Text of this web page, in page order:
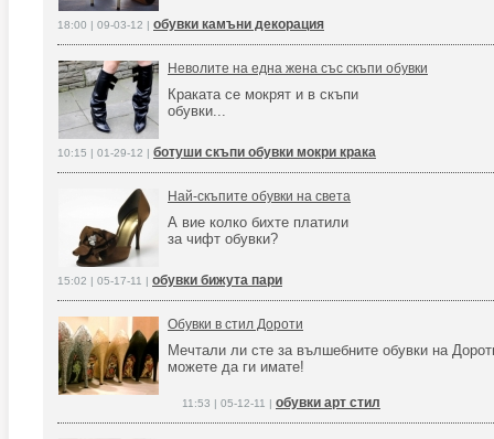
18:00 | 09-03-12 | обувки камъни декорация
Неволите на една жена със скъпи обувки
Краката се мокрят и в скъпи
обувки...
10:15 | 01-29-12 | ботуши скъпи обувки мокри крака
Най-скъпите обувки на света
А вие колко бихте платили
за чифт обувки?
15:02 | 05-17-11 | обувки бижута пари
Обувки в стил Дороти
Мечтали ли сте за вълшебните обувки на
можете да ги имате!
11:53 | 05-12-11 | обувки арт стил